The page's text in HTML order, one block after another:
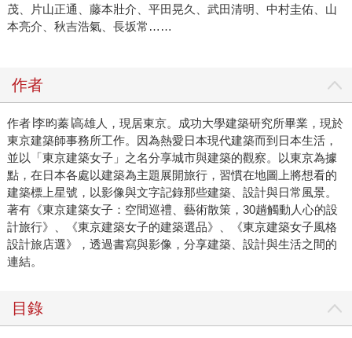
茂、片山正通、藤本壯介、平田晃久、武田清明、中村圭佑、山
本亮介、秋吉浩氣、長坂常……
作者
作者∣李昀蓁∣高雄人，現居東京。成功大學建築研究所畢業，現於
東京建築師事務所工作。因為熱愛日本現代建築而到日本生活，
並以「東京建築女子」之名分享城市與建築的觀察。以東京為據
點，在日本各處以建築為主題展開旅行，習慣在地圖上將想看的
建築標上星號，以影像與文字記錄那些建築、設計與日常風景。
著有《東京建築女子：空間巡禮、藝術散策，30趟觸動人心的設
計旅行》、《東京建築女子的建築選品》、《東京建築女子風格
設計旅店選》，透過書寫與影像，分享建築、設計與生活之間的
連結。
目錄